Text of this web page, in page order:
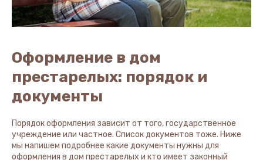
Оформление в дом
престарелых: порядок и
документы
Порядок оформления зависит от того, государственное
учреждение или частное. Список документов тоже. Ниже
мы напишем подробнее какие документы нужны для
оформления в дом престарелых и кто имеет законный